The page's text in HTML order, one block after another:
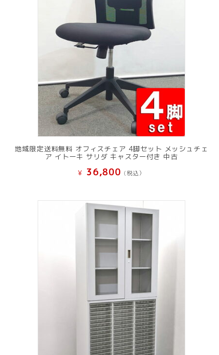
地域限定送料無料 オフィスチェア 4脚セット メッシュチェ
ア イトーキ サリダ キャスター付き 中古
¥ 36,800 (税込）